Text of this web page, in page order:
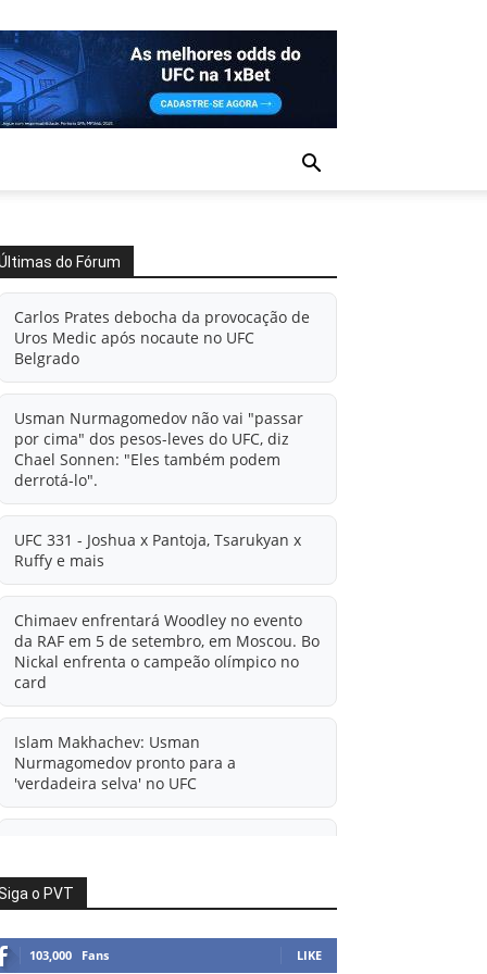
do Fórum
Carlos Prates debocha da provocação de
Uros Medic após nocaute no UFC
Belgrado
Usman Nurmagomedov não vai "passar
por cima" dos pesos-leves do UFC, diz
Chael Sonnen: "Eles também podem
derrotá-lo".
UFC 331 - Joshua x Pantoja, Tsarukyan x
Ruffy e mais
Chimaev enfrentará Woodley no evento
da RAF em 5 de setembro, em Moscou. Bo
Nickal enfrenta o campeão olímpico no
card
Islam Makhachev: Usman
Nurmagomedov pronto para a
'verdadeira selva' no UFC
informações sobre possível mudança
para o UFC após novas negociações.
Islam Makhachev: Há concorrentes
o PVT
103,000 Fans LIKE